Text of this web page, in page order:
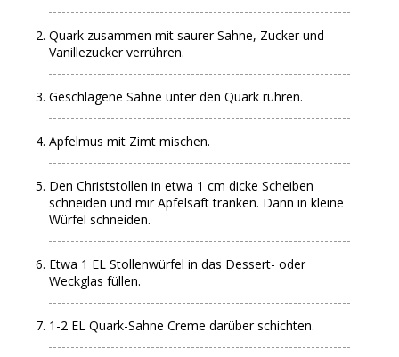
Quark zusammen mit saurer Sahne, Zucker und
Vanillezucker verrühren.
Geschlagene Sahne unter den Quark rühren.
Apfelmus mit Zimt mischen.
Den Christstollen in etwa 1 cm dicke Scheiben
schneiden und mir Apfelsaft tränken. Dann in kleine
Würfel schneiden.
Etwa 1 EL Stollenwürfel in das Dessert- oder
Weckglas füllen.
1-2 EL Quark-Sahne Creme darüber schichten.